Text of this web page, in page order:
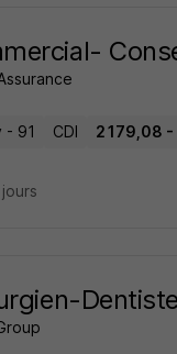
- 91 CDI 2 179,08 -